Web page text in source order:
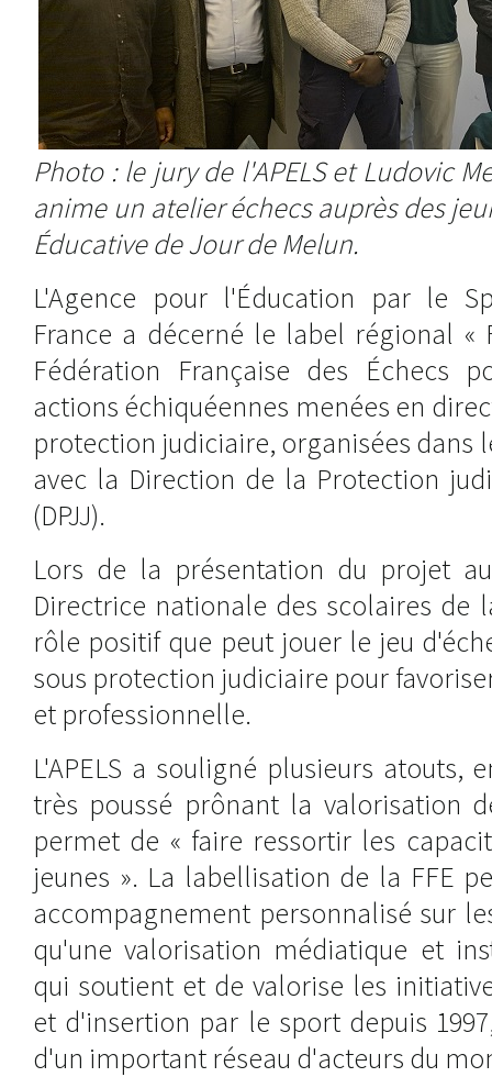
Photo : le jury de l'APELS et Ludovic
anime un atelier échecs auprès des
Éducative de Jour de Melun.
L'Agence pour l'Éducation par le
France a décerné le label régional «
Fédération Française des Échecs
actions échiquéennes menées en
protection judiciaire, organisées dans
avec la Direction de la Protection
(DPJJ).
Lors de la présentation du projet
Directrice nationale des scolaires de
rôle positif que peut jouer le jeu
sous protection judiciaire pour
et professionnelle.
L'APELS a souligné plusieurs atouts,
très poussé prônant la valorisation
permet de « faire ressortir les
jeunes ». La labellisation de la FFE
accompagnement personnalisé sur
qu'une valorisation médiatique et
qui soutient et de valorise les
et d'insertion par le sport depuis
d'un important réseau d'acteurs du